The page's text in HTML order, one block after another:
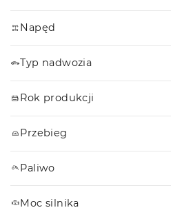
Napęd
Typ nadwozia
Rok produkcji
Przebieg
Paliwo
Moc silnika